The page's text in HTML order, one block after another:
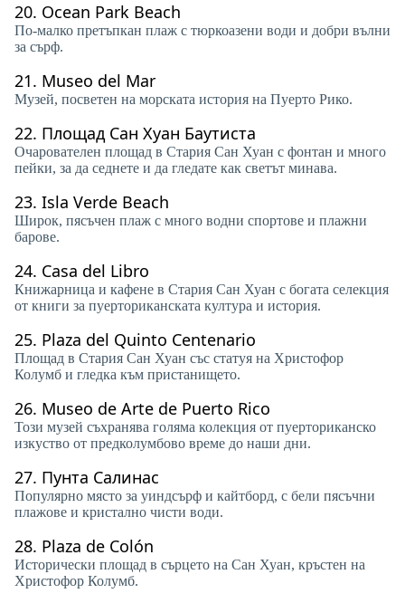
20. Ocean Park Beach
По-малко претъпкан плаж с тюркоазени води и добри вълни
за сърф.
21. Museo del Mar
Музей, посветен на морската история на Пуерто Рико.
22. Площад Сан Хуан Баутиста
Очарователен площад в Стария Сан Хуан с фонтан и много
пейки, за да седнете и да гледате как светът минава.
23. Isla Verde Beach
Широк, пясъчен плаж с много водни спортове и плажни
барове.
24. Casa del Libro
Книжарница и кафене в Стария Сан Хуан с богата селекция
от книги за пуерториканската култура и история.
25. Plaza del Quinto Centenario
Площад в Стария Сан Хуан със статуя на Христофор
Колумб и гледка към пристанището.
26. Museo de Arte de Puerto Rico
Този музей съхранява голяма колекция от пуерториканско
изкуство от предколумбово време до наши дни.
27. Пунта Салинас
Популярно място за уиндсърф и кайтборд, с бели пясъчни
плажове и кристално чисти води.
28. Plaza de Colón
Исторически площад в сърцето на Сан Хуан, кръстен на
Христофор Колумб.